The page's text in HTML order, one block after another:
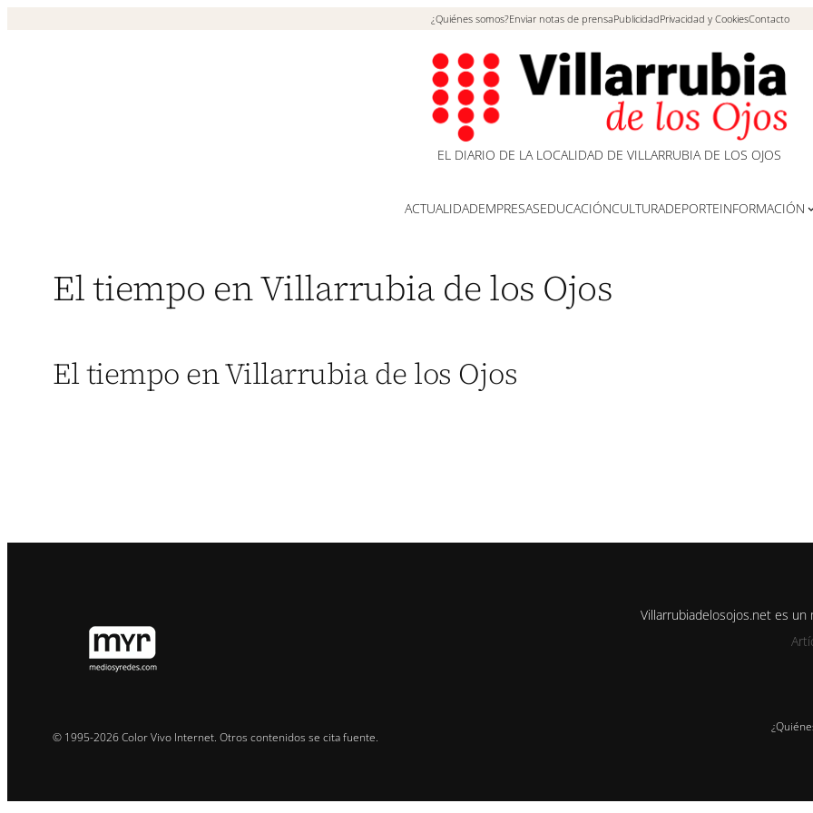
¿Quiénes somos?Enviar notas de prensaPublicidadPrivacidad y CookiesContacto
EL DIARIO DE LA LOCALIDAD DE VILLARRUBIA DE LOS OJOS
ACTUALIDADEMPRESASEDUCACIÓNCULTURADEPORTEINFORMACIÓN
El tiempo en Villarrubia de los Ojos
El tiempo en Villarrubia de los Ojos
Villarrubiadelosojos.net es
© 1995-2026 Color Vivo Internet. Otros contenidos se cita fuente.